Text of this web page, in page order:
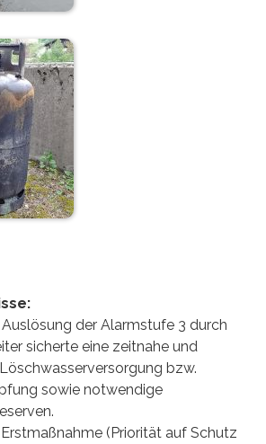
der Alarmstufe 3 durch
sicherte eine zeitnahe und
bzw.
sowie notwendige
(Priorität auf Schutz